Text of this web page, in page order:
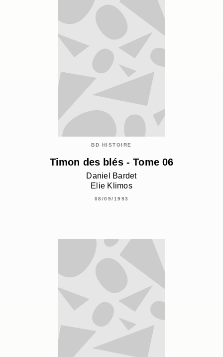
BD HISTOIRE
Timon des blés - Tome 06
Daniel Bardet
Elie Klimos
08/09/1993